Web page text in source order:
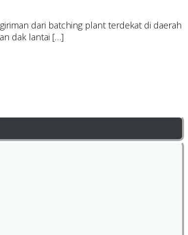
dari batching plant terdekat di daerah
dak lantai […]